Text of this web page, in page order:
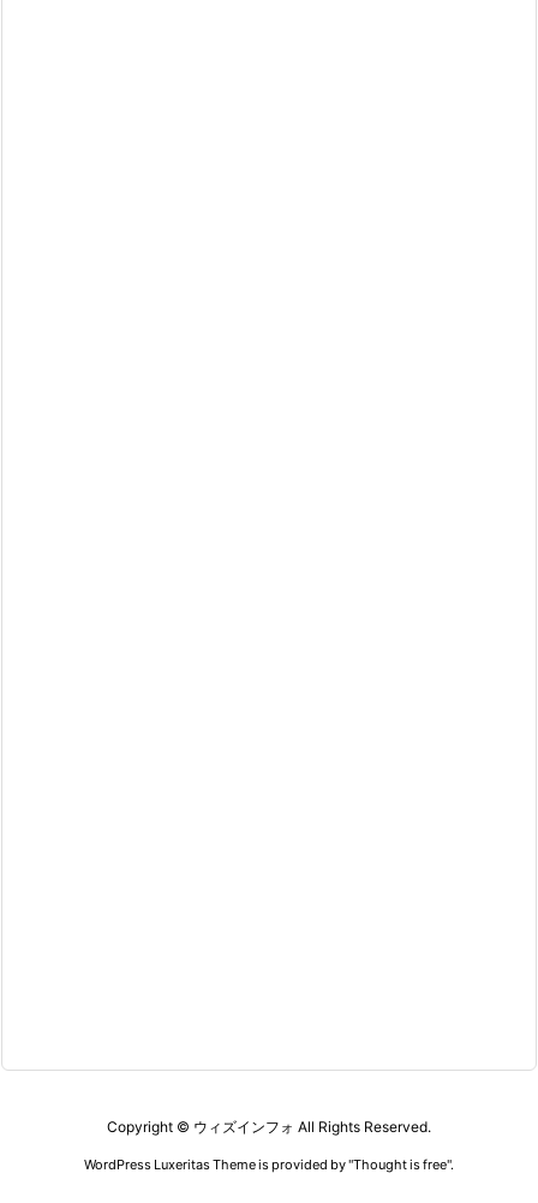
Copyright © ウィズインフォ All Rights Reserved.
WordPress Luxeritas Theme is provided by "Thought is free".